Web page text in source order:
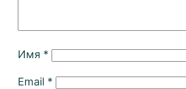
Имя *
Email *